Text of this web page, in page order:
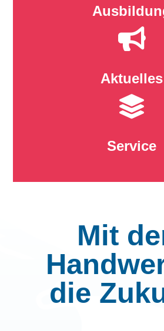

Aktuelles

Service
Mit
die